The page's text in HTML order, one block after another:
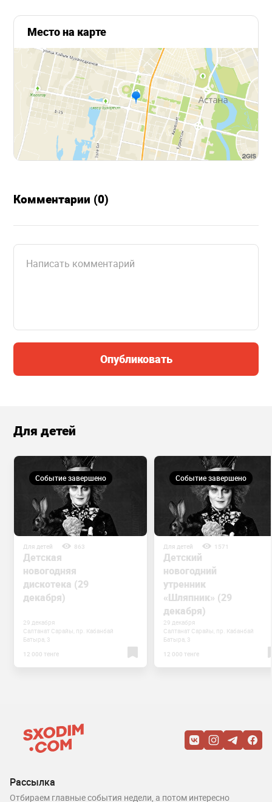
Место на карте
Комментарии (0)
Опубликовать
Для детей
Событие завершено
Для детей 863
Детская
новогодняя
дискотека (29
декабря)
29 декабря
Салтанат Сарайы, пр. Кабанбай
Батыра, 3⁣⁣⠀
12 000 тенге
Событие завершено
Для детей 1571
Детский
новогодний
утренник
«Шляпник» (29
декабря)
29 декабря
Салтанат Сарайы, пр. Кабанбай
Батыра, 3⁣⁣⠀
12 000 тенге
Рассылка
Отбираем главные события недели, а потом интересно